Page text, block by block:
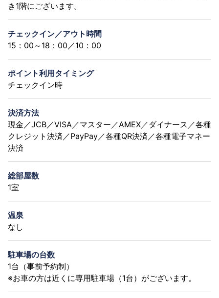
き1階にございます。
チェックイン／アウト時間
15：00～18：00／10：00
ポイント利用タイミング
チェックイン時
決済方法
現金／JCB／VISA／マスター／AMEX／ダイナース／各種
クレジット決済／PayPay／各種QR決済／各種電子マネー
決済
総部屋数
1室
温泉
なし
駐車場の台数
1台（事前予約制）
※お車の方は近くに専用駐車場（1台）がございます。